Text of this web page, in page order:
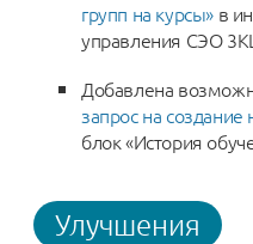
групп на курсы» в
управления СЭО
Добавлена
запрос на создание
блок «История
Улучшения